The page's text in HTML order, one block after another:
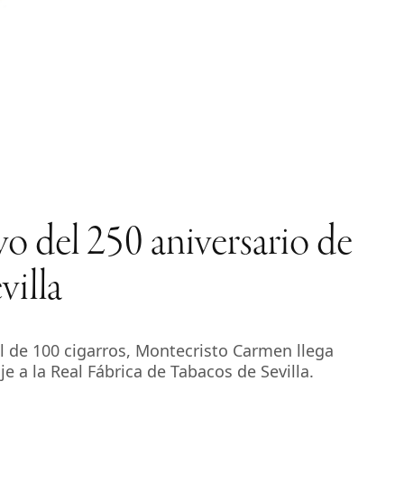
del 250 aniversario de
100 cigarros, Montecristo Carmen llega
la Real Fábrica de Tabacos de Sevilla.